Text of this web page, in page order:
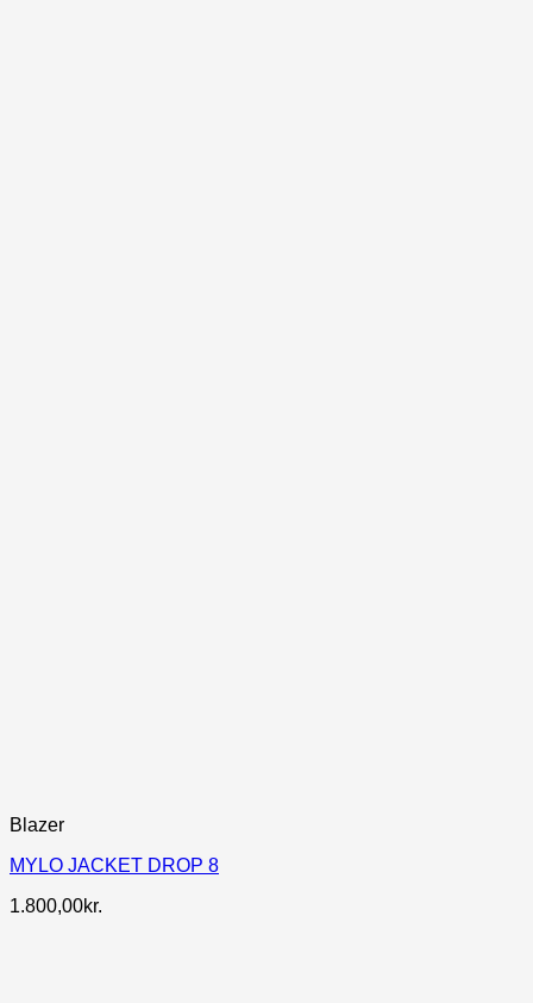
Blazer
MYLO JACKET DROP 8
1.800,00kr.